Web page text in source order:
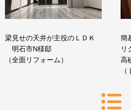
梁見せの天井が主役のＬＤＫ
明石市N様邸
（全面リフォーム）
簡
リ
高